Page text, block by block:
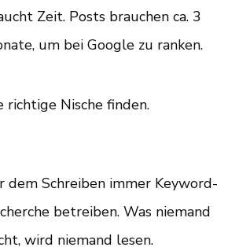
Zeit. Posts brauchen ca. 3
um bei Google zu ranken.
richtige Nische finden.
dem Schreiben immer Keyword-
betreiben. Was niemand
wird niemand lesen.